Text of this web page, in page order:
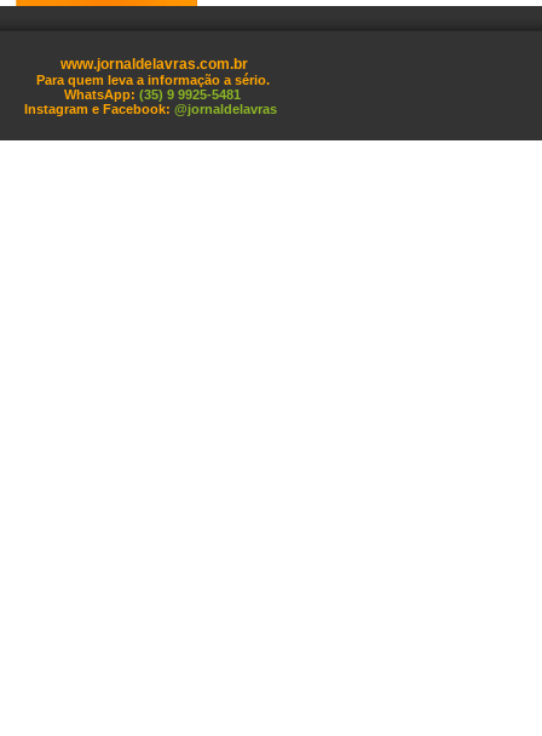
www.jornaldelavras.com.br
Para quem leva a informação a sério.
WhatsApp: (35) 9 9925-5481
Instagram e Facebook: @jornaldelavras